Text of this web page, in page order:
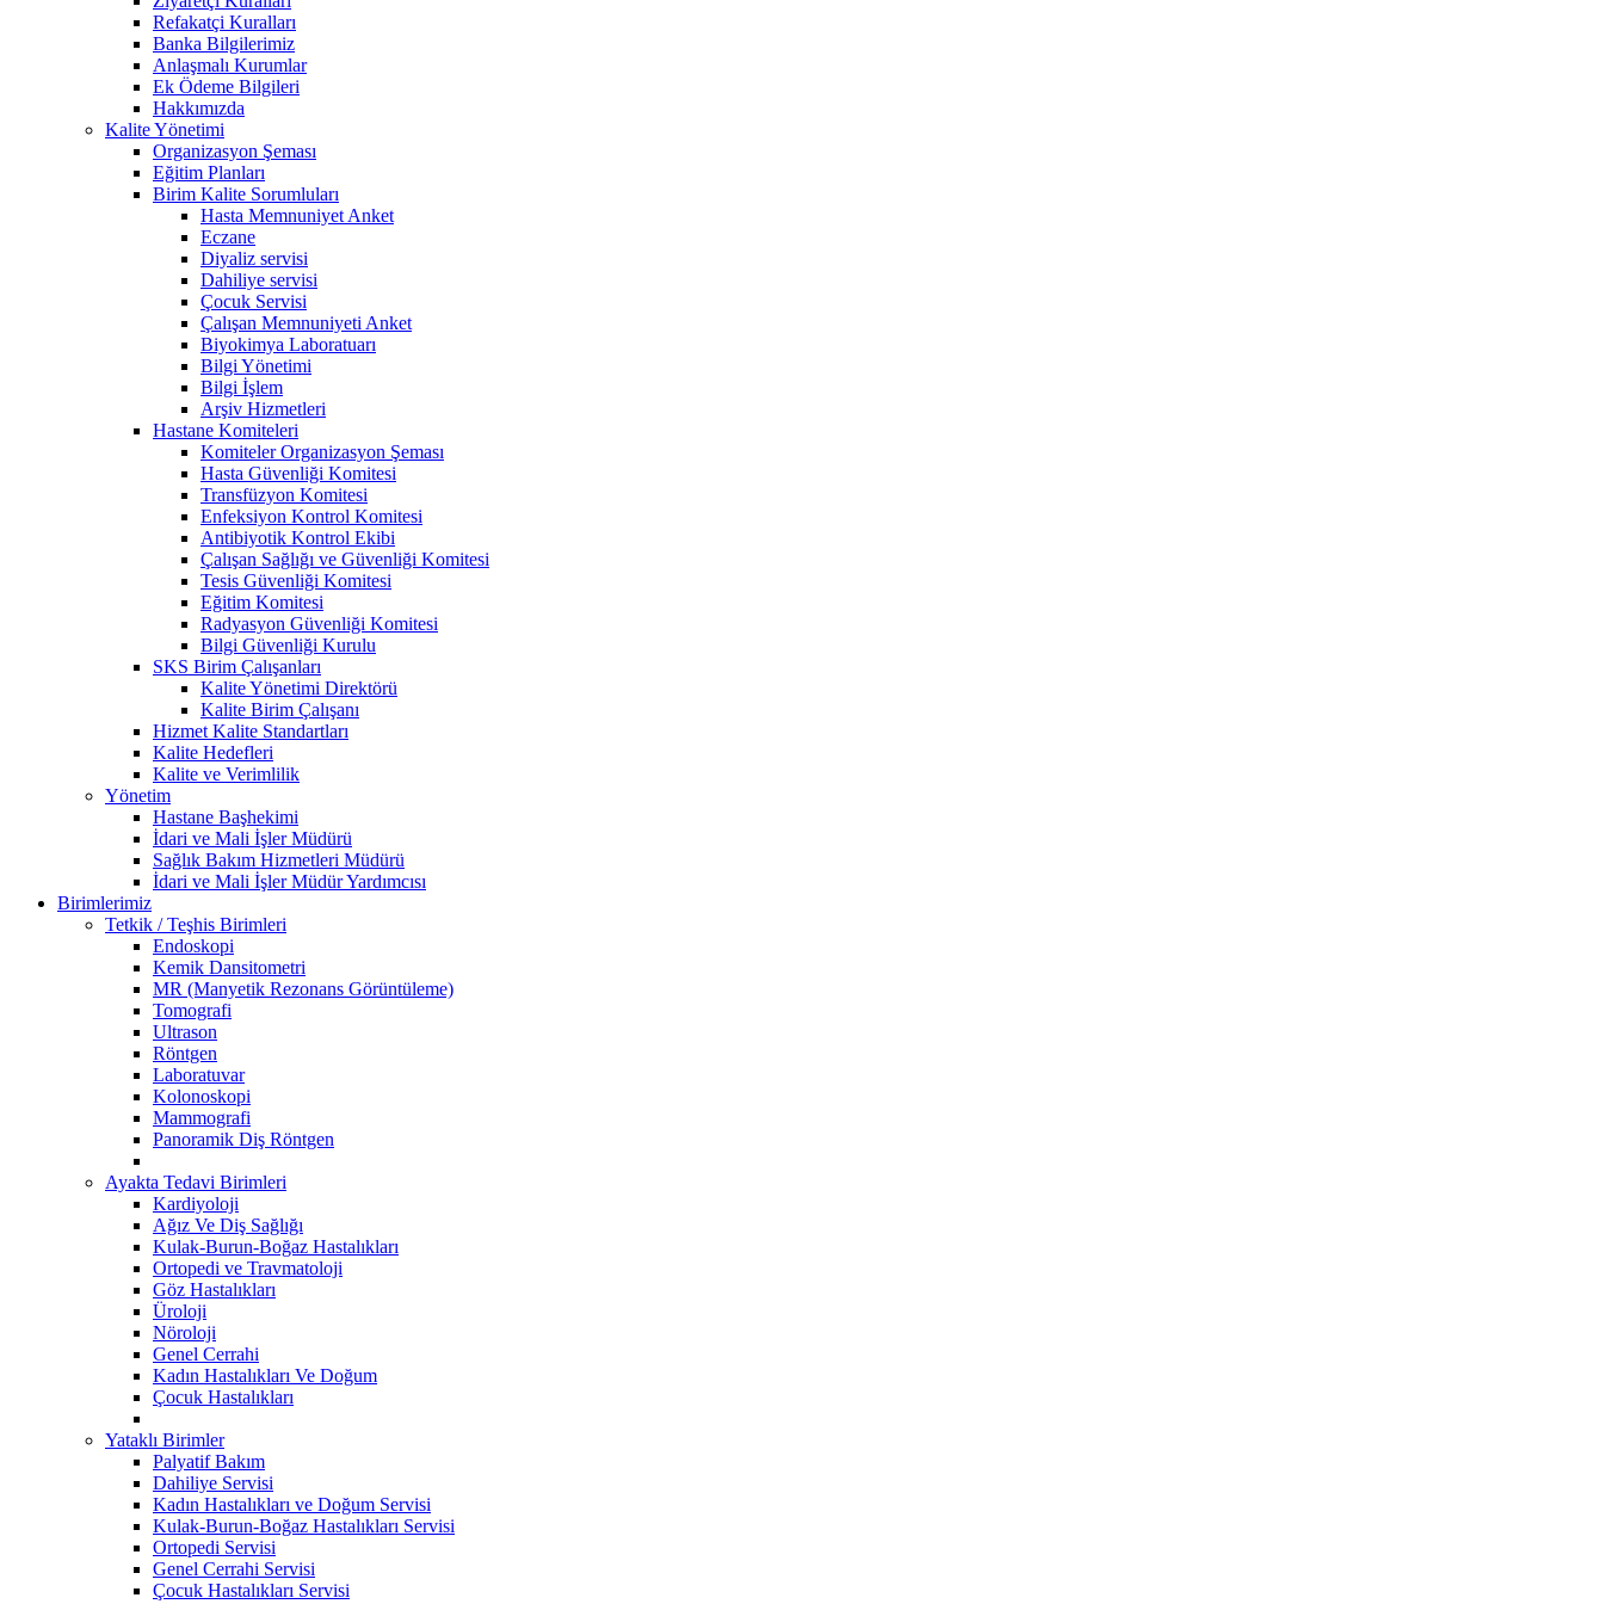
Refakatçi Kuralları
Banka Bilgilerimiz
Anlaşmalı Kurumlar
Ek Ödeme Bilgileri
Hakkımızda
Kalite Yönetimi
Organizasyon Şeması
Eğitim Planları
Birim Kalite Sorumluları
Hasta Memnuniyet Anket
Eczane
Diyaliz servisi
Dahiliye servisi
Çocuk Servisi
Çalışan Memnuniyeti Anket
Biyokimya Laboratuarı
Bilgi Yönetimi
Bilgi İşlem
Arşiv Hizmetleri
Hastane Komiteleri
Komiteler Organizasyon Şeması
Hasta Güvenliği Komitesi
Transfüzyon Komitesi
Enfeksiyon Kontrol Komitesi
Antibiyotik Kontrol Ekibi
Çalışan Sağlığı ve Güvenliği Komitesi
Tesis Güvenliği Komitesi
Eğitim Komitesi
Radyasyon Güvenliği Komitesi
Bilgi Güvenliği Kurulu
SKS Birim Çalışanları
Kalite Yönetimi Direktörü
Kalite Birim Çalışanı
Hizmet Kalite Standartları
Kalite Hedefleri
Kalite ve Verimlilik
Yönetim
Hastane Başhekimi
İdari ve Mali İşler Müdürü
Sağlık Bakım Hizmetleri Müdürü
İdari ve Mali İşler Müdür Yardımcısı
Birimlerimiz
Tetkik / Teşhis Birimleri
Endoskopi
Kemik Dansitometri
MR (Manyetik Rezonans Görüntüleme)
Tomografi
Ultrason
Röntgen
Laboratuvar
Kolonoskopi
Mammografi
Panoramik Diş Röntgen
Ayakta Tedavi Birimleri
Kardiyoloji
Ağız Ve Diş Sağlığı
Kulak-Burun-Boğaz Hastalıkları
Ortopedi ve Travmatoloji
Göz Hastalıkları
Üroloji
Nöroloji
Genel Cerrahi
Kadın Hastalıkları Ve Doğum
Çocuk Hastalıkları
Yataklı Birimler
Palyatif Bakım
Dahiliye Servisi
Kadın Hastalıkları ve Doğum Servisi
Kulak-Burun-Boğaz Hastalıkları Servisi
Ortopedi Servisi
Genel Cerrahi Servisi
Çocuk Hastalıkları Servisi